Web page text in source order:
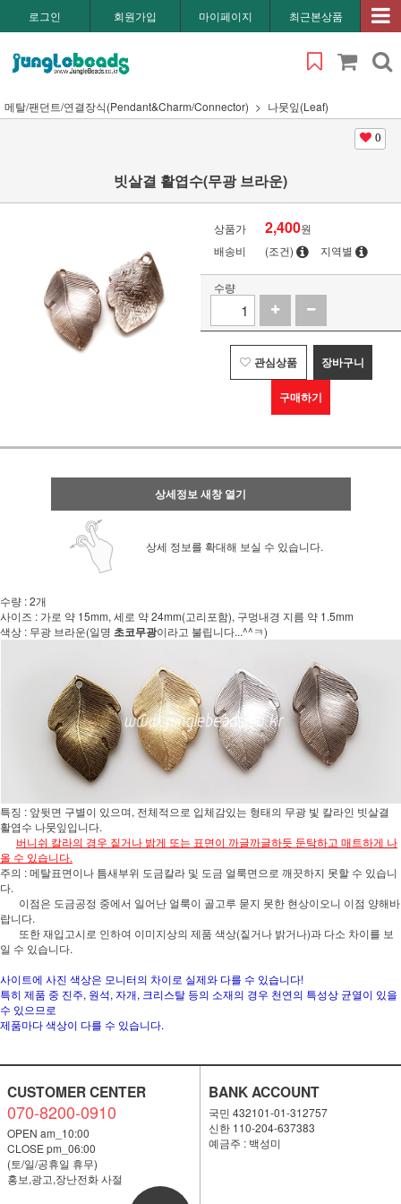
로그인 회원가입 마이페이지 최근본상품
메탈/팬던트/연결장식(Pendant&Charm/Connector) 나뭇잎(Leaf)
0
빗살결 활엽수(무광 브라운)
상품가 2,400원
배송비
(조건) 지역별
수량
관심상품 장바구니
구매하기
상세정보 새창 열기
상세 정보를 확대해 보실 수 있습니다.
수량 : 2개
사이즈 : 가로 약 15mm, 세로 약 24mm(고리포함), 구멍내경 지름 약 1.5mm
색상 : 무광 브라운(일명 초코무광이라고 불립니다...^^ㅋ)
특징 : 앞뒷면 구별이 있으며, 전체적으로 입체감있는 형태의 무광 빛 칼라인 빗살결
활엽수 나뭇잎입니다.
버니쉬 칼라의 경우 짙거나 밝게 또는 표면이 까글까글하듯 둔탁하고 매트하게 나
올 수 있습니다.
주의 : 메탈표면이나 틈새부위 도금칼라 및 도금 얼룩면으로 깨끗하지 못할 수 있습니
다.
이점은 도금공정 중에서 일어난 얼룩이 골고루 묻지 못한 현상이오니 이점 양해바
랍니다.
또한 재입고시로 인하여 이미지상의 제품 색상(짙거나 밝거나)과 다소 차이를 보
일 수 있습니다.
사이트에 사진 색상은 모니터의 차이로 실제와 다를 수 있습니다!
특히 제품 중 진주, 원석, 자개, 크리스탈 등의 소재의 경우 천연의 특성상 균열이 있을
수 있으므로
제품마다 색상이 다를 수 있습니다.
CUSTOMER CENTER
070-8200-0910
OPEN am_10:00
CLOSE pm_06:00
(토/일/공휴일 휴무)
홍보,광고,장난전화 사절
BANK ACCOUNT
국민 432101-01-312757
신한 110-204-637383
예금주 : 백성미